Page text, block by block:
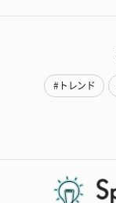
#トレンド